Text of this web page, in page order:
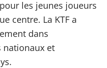
les jeunes joueurs
centre. La KTF a
dans
nationaux et